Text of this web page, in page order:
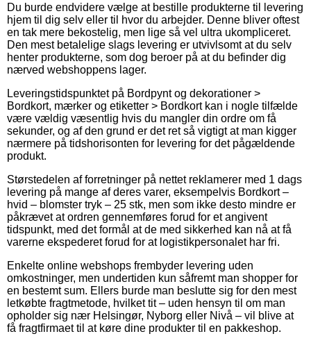
Du burde endvidere vælge at bestille produkterne til levering
hjem til dig selv eller til hvor du arbejder. Denne bliver oftest
en tak mere bekostelig, men lige så vel ultra ukompliceret.
Den mest betalelige slags levering er utvivlsomt at du selv
henter produkterne, som dog beroer på at du befinder dig
nærved webshoppens lager.
Leveringstidspunktet på Bordpynt og dekorationer >
Bordkort, mærker og etiketter > Bordkort kan i nogle tilfælde
være vældig væsentlig hvis du mangler din ordre om få
sekunder, og af den grund er det ret så vigtigt at man kigger
nærmere på tidshorisonten for levering for det pågældende
produkt.
Størstedelen af forretninger på nettet reklamerer med 1 dags
levering på mange af deres varer, eksempelvis Bordkort –
hvid – blomster tryk – 25 stk, men som ikke desto mindre er
påkrævet at ordren gennemføres forud for et angivent
tidspunkt, med det formål at de med sikkerhed kan nå at få
varerne ekspederet forud for at logistikpersonalet har fri.
Enkelte online webshops frembyder levering uden
omkostninger, men undertiden kun såfremt man shopper for
en bestemt sum. Ellers burde man beslutte sig for den mest
letkøbte fragtmetode, hvilket tit – uden hensyn til om man
opholder sig nær Helsingør, Nyborg eller Nivå – vil blive at
få fragtfirmaet til at køre dine produkter til en pakkeshop.